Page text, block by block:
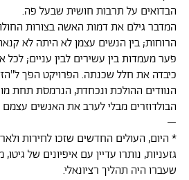
הבדואים על תרבות חושית שבעל פה.
המדבר גילם את דמות האשה בצורות
הרוחות; בין הנשים עצמן לא היתה לא
פער מעמדות בין עשירים לבין עניים;
כיבדה את חלל שכנתה. הפרויקט הפך
הנוודים ההולכת ונכחדת, הנרמסת תחת
הבולדוזרים מבלי לערב את האנשים
–
* היום, העולים החדשים שזכו לחירות
גזעניות, נותרו עדיין עם איפיונים של
שעברו היה תהליך רציונאלי.